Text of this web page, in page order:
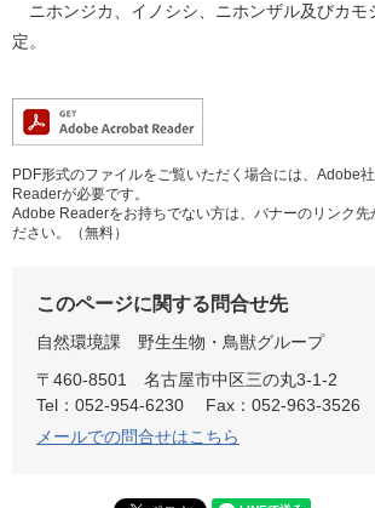
ニホンジカ、イノシシ、ニホンザル及びカモ
定。
PDF形式のファイルをご覧いただく場合には、Adobe
Readerが必要です。
Adobe Readerをお持ちでない方は、バナーのリンク先
ださい。（無料）
このページに関する問合せ先
自然環境課
野生生物・鳥獣グループ
〒460-8501
名古屋市中区三の丸3-1-2
Tel：052-954-6230
Fax：052-963-3526
メールでの問合せはこちら